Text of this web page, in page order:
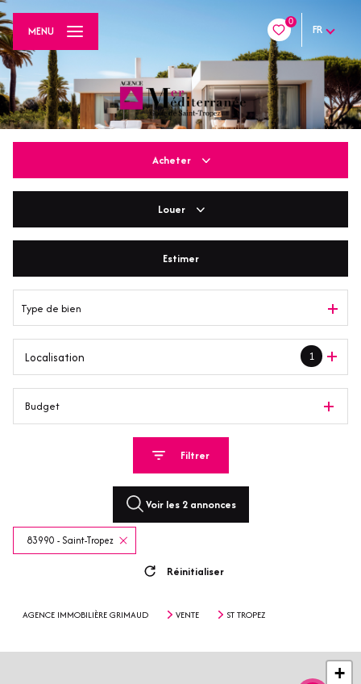
0
FR
MENU
Acheter
De l'immo pro
Louer
Estimer
Type de bien
1
Localisation
Budget
Filtrer
Voir les 2annonces
83990 - Saint-Tropez
Réinitialiser
AGENCE IMMOBILIÈRE GRIMAUD VENTE ST TROPEZ
+